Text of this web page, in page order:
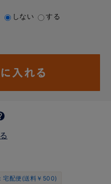
しない する
宅配便(送料￥500)